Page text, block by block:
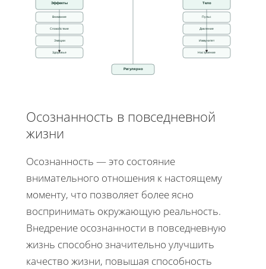
Эффекты
Внимание
Спокойствие
Эмоции
Здоровье
Тело
Пульс
Давление
Иммунитет
Настроение
Регулярно
Осознанность в повседневной
жизни
Осознанность — это состояние
внимательного отношения к настоящему
моменту, что позволяет более ясно
воспринимать окружающую реальность.
Внедрение осознанности в повседневную
жизнь способно значительно улучшить
качество жизни, повышая способность